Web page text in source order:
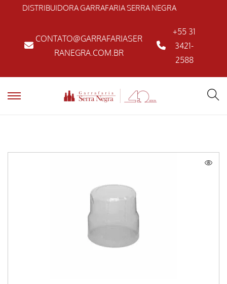
DISTRIBUIDORA GARRAFARIA SERRA NEGRA
CONTATO@GARRAFARIASER
RANEGRA.COM.BR
+55 31
3421-
2588